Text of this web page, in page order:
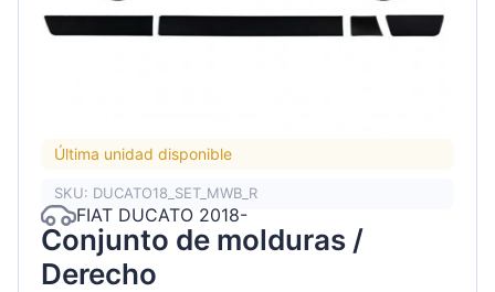
Última unidad disponible
SKU: DUCATO18_SET_MWB_R
FIAT DUCATO 2018-
Conjunto de molduras /
Derecho